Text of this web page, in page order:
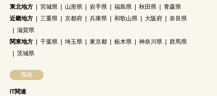
東北地方
宮城県 山形県 岩手県 福島県 秋田県
青森県
近畿地方
三重県 京都府 兵庫県 和歌山県 大阪府
奈良県
滋賀県
関東地方
千葉県 埼玉県 東京都 栃木県 神奈川県
群馬県
茨城県
職種
IT関連